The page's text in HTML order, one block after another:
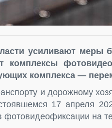
усиливают меры
комплексы
комплекса —
и дорожному
17 апреля
фотовидеофиксации на